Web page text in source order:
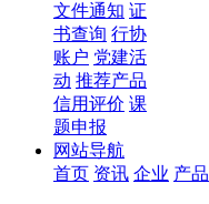
文件通知 证
书查询 行协
账户 党建活
动 推荐产品
信用评价 课
题申报
网站导航
首页 资讯 企业 产品